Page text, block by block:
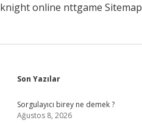
knight online nttgame Sitemap
Sidebar
Son Yazılar
Sorgulayıcı birey ne demek ?
Ağustos 8, 2026